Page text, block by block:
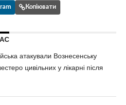
Копіювати
атакували Вознесенську
цивільних у лікарні після